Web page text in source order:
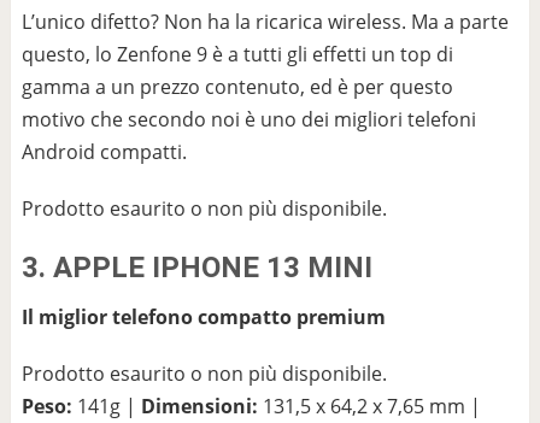
L’unico difetto? Non ha la ricarica wireless. Ma a parte
questo, lo Zenfone 9 è a tutti gli effetti un top di
gamma a un prezzo contenuto, ed è per questo
motivo che secondo noi è uno dei migliori telefoni
Android compatti.
Prodotto esaurito o non più disponibile.
3. APPLE IPHONE 13 MINI
Il miglior telefono compatto premium
Prodotto esaurito o non più disponibile.
Peso: 141g | Dimensioni: 131,5 x 64,2 x 7,65 mm |